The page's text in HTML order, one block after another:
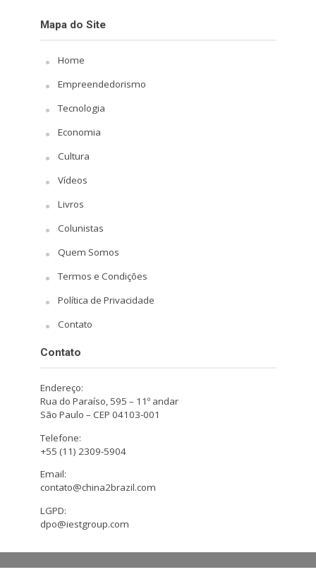
Mapa do Site
Home
Empreendedorismo
Tecnologia
Economia
Cultura
Vídeos
Livros
Colunistas
Quem Somos
Termos e Condições
Política de Privacidade
Contato
Contato
Endereço:
Rua do Paraíso, 595 – 11º andar
São Paulo – CEP 04103-001
Telefone:
+55 (11) 2309-5904
Email:
contato@china2brazil.com
LGPD:
dpo@iestgroup.com